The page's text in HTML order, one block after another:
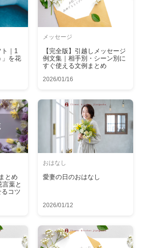
｜1
」を花
メッセージ
【完全版】引越しメッセージ
例文集｜相手別・シーン別に
すぐ使える文例まとめ
2026/01/16
とめ
言葉と
コツ
おはなし
愛妻の日のおはなし
2026/01/12